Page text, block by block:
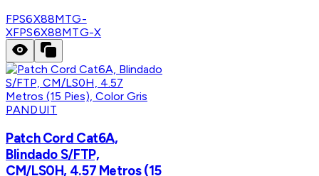
FPS6X88MTG-
XFPS6X88MTG-X
PANDUIT
Patch Cord Cat6A,
Blindado S/FTP,
CM/LS0H, 4.57 Metros (15